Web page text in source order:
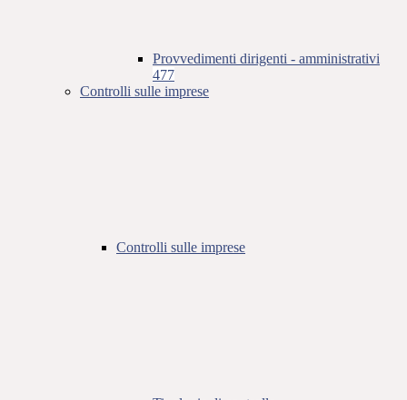
Provvedimenti dirigenti - amministrativi
477
Controlli sulle imprese
Controlli sulle imprese